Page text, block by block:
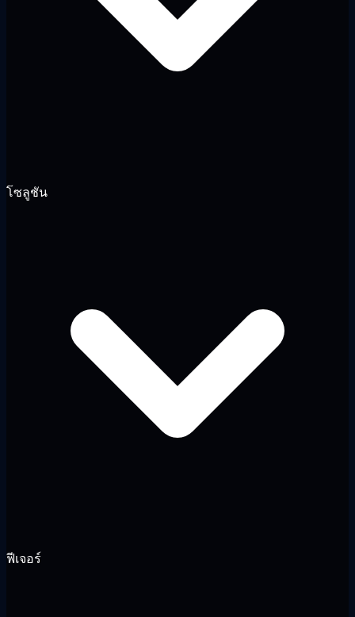
โซลูชัน
ฟีเจอร์